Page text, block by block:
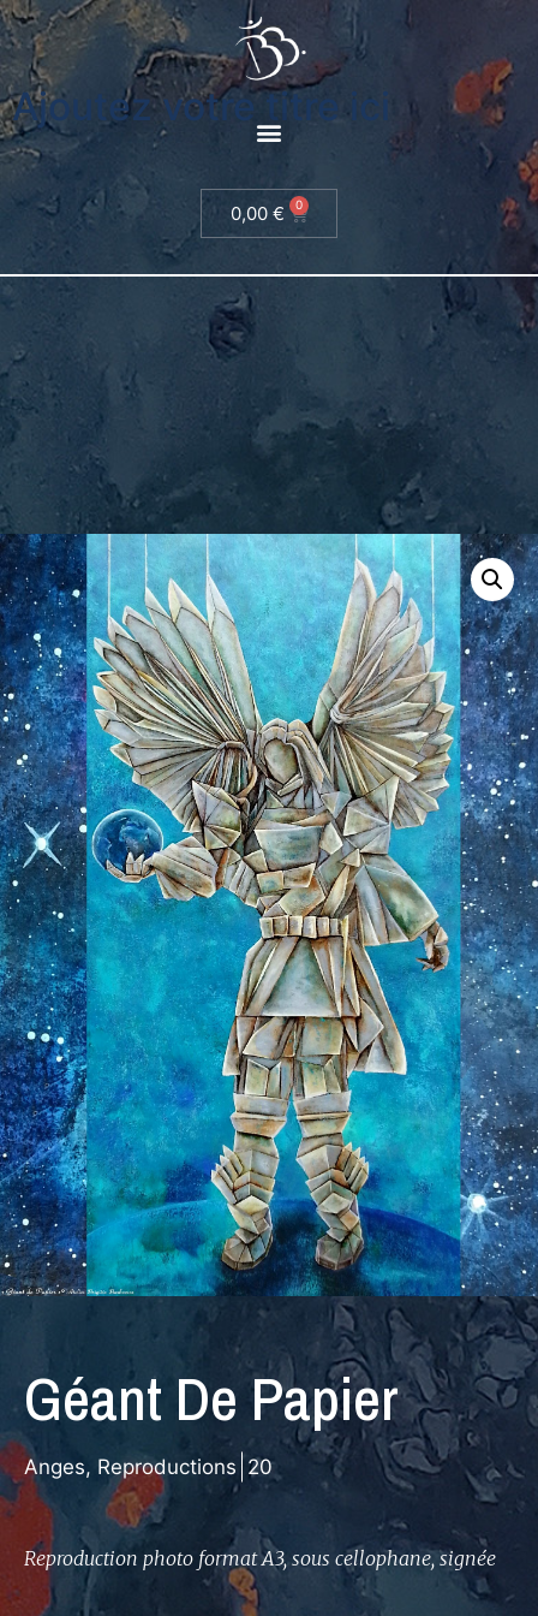
0,00 € 0
Ajoutez votre titre ici
Géant De Papier
Anges, Reproductions 20
Reproduction photo format A3, sous cellophane, signée